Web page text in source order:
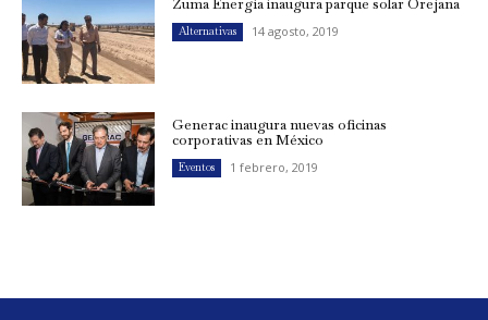
Alternativas 14 agosto, 2019
Generac inaugura nuevas oficinas
corporativas en México
Eventos 1 febrero, 2019